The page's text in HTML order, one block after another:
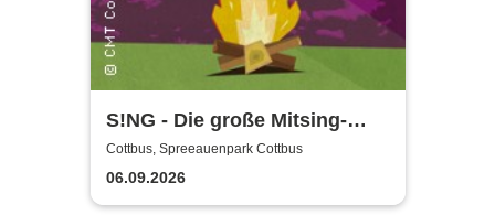
S!NG - Die große Mitsing-
Revue
Cottbus, Spreeauenpark Cottbus
06.09.2026